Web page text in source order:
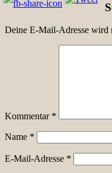
Deine E-Mail-Adresse wird
Kommentar *
Name *
E-Mail-Adresse *